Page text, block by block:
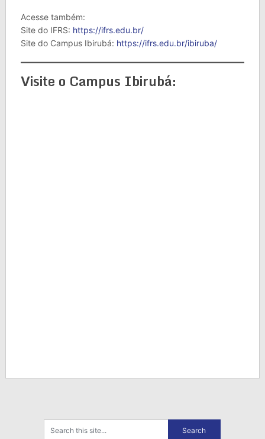
Acesse também:
Site do IFRS: https://ifrs.edu.br/
Site do Campus Ibirubá: https://ifrs.edu.br/ibiruba/
Visite o Campus Ibirubá: